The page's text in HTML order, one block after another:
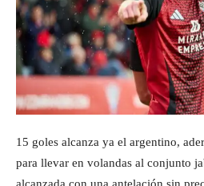
15 goles alcanza ya el argentino,
para llevar en volandas al conjunto